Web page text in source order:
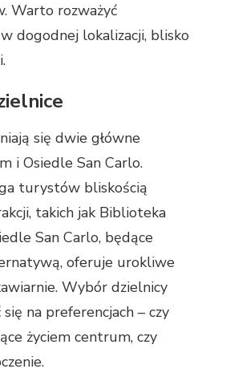
Warto rozważyć
dogodnej lokalizacji, blisko
się dwie główne
i Osiedle San Carlo.
turystów bliskością
takich jak Biblioteka
San Carlo, będące
oferuje urokliwe
Wybór dzielnicy
na preferencjach – czy
życiem centrum, czy